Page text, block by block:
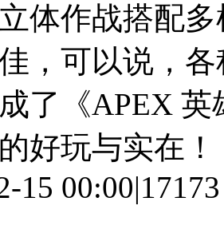
体作战搭配
，可以说，
了《APEX
好玩与实在！
15 00:00|17173